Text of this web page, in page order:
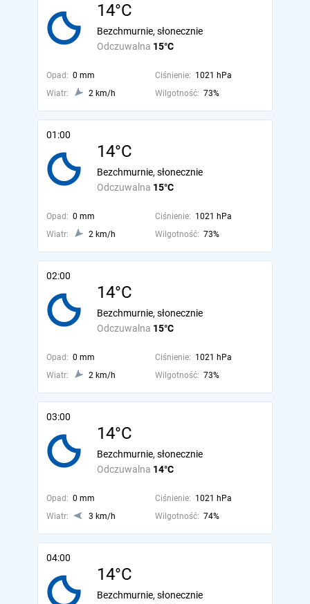
14°C
Odczuwalna 15°C
Bezchmurnie, słonecznie
Opad: 0 mm Ciśnienie: 1021 hPa
Wiatr:
2 km/h Wilgotność: 73%
01:00
14°C
Odczuwalna 15°C
Bezchmurnie, słonecznie
Opad: 0 mm Ciśnienie: 1021 hPa
Wiatr:
2 km/h Wilgotność: 73%
02:00
14°C
Odczuwalna 15°C
Bezchmurnie, słonecznie
Opad: 0 mm Ciśnienie: 1021 hPa
Wiatr:
2 km/h Wilgotność: 73%
03:00
14°C
Odczuwalna 14°C
Bezchmurnie, słonecznie
Opad: 0 mm Ciśnienie: 1021 hPa
Wiatr:
3 km/h Wilgotność: 74%
04:00
14°C
Bezchmurnie, słonecznie